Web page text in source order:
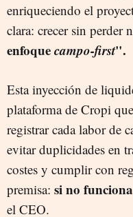
enriqueciendo el
clara: crecer sin perder
enfoquecampo-first".
Esta inyección de
plataforma de Cropi
registrar cada labor de
evitar duplicidades en
costes y cumplir con
premisa: si no
el CEO.